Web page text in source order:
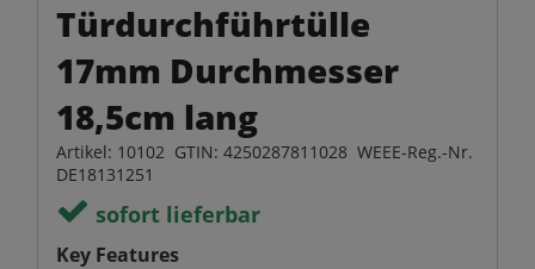
Türdurchführtülle
17mm Durchmesser
18,5cm lang
Artikel: 10102 GTIN: 4250287811028 WEEE-Reg.-Nr.
DE18131251
sofort lieferbar
Key Features